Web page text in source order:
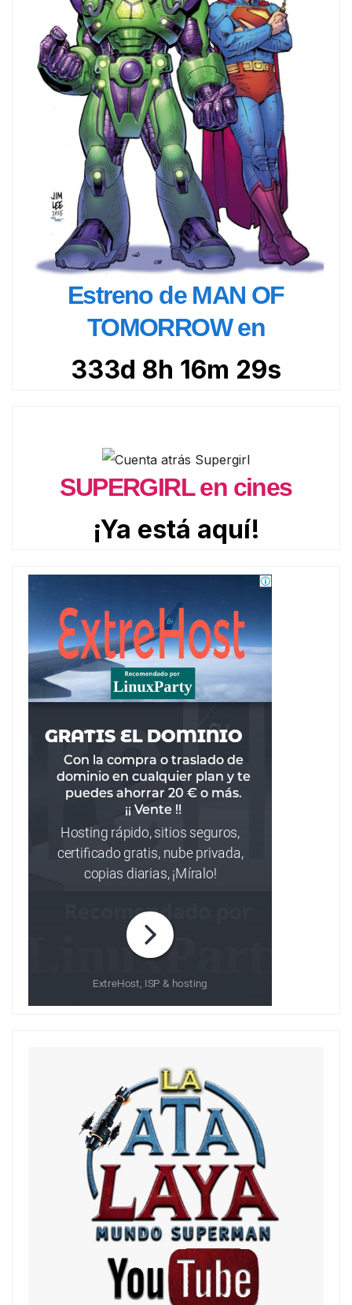
Estreno de MAN OF
TOMORROW en
333d 8h 16m 27s
SUPERGIRL en cines
¡Ya está aquí!